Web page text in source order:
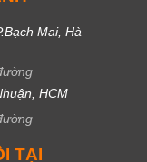
Mai, Hà
HCM
TẠI